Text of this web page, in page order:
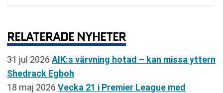
RELATERADE NYHETER
31 jul 2026 AIK:s värvning hotad – kan missa yttern
Shedrack Egboh
18 maj 2026 Vecka 21 i Premier League med